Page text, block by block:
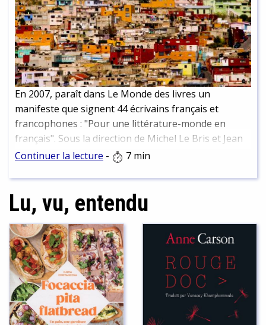
En 2007, paraît dans Le Monde des livres un
manifeste que signent 44 écrivains français et
francophones : "Pour une littérature-monde en
français". Sous la direction de Michel Le Bris et Jean
Rouaud, ce manifeste prend la forme d’une
littérature des carcans imposés par les institutions
littéraires. Dix ans après, retour sur cette petite
révolution qui a bouleversé l’espace littéraire
mondial.
Continuer la lecture - 7 min
Lu, vu, entendu